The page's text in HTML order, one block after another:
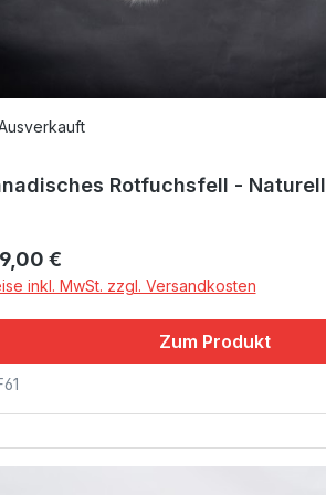
Rotfuchsfell - Naturell
Preis:
€
inkl. MwSt. zzgl. Versandkosten
Zum Produkt